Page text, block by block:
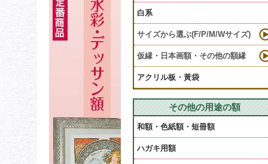
白系
サイズから選ぶ(F/P/M/Wサイズ)
仮縁・日本画額・その他の額縁
アクリル板・黃袋
その他の用途の額
和額・色紙額・短冊額
ハガキ用額